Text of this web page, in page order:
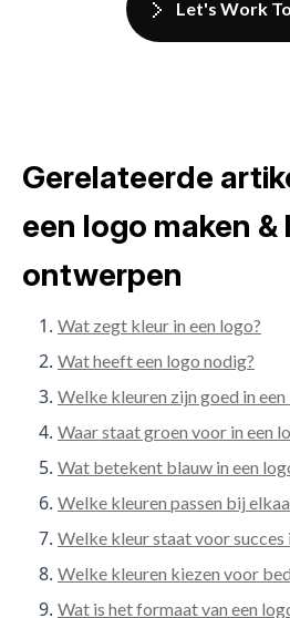
Let's Work
Gerelateerde
een logo maken &
ontwerpen
Wat zegt kleur in een logo?
Wat heeft een logo nodig?
Welke kleuren zijn goed in een
Waar staat groen voor in een
Wat betekent blauw in een
Welke kleuren passen bij
Welke kleur staat voor succes
Welke kleuren kiezen voor
Wat is het formaat van een